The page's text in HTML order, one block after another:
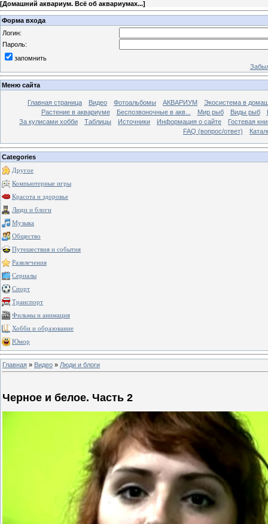
[Домашний аквариум. Всё об аквариумах...]
Форма входа
Логин:
Пароль:
запомнить
Меню сайта
Главная страница Видео Фотоальбомы АКВАРИУМ
Экосистема в
Растение в аквариуме
Беспозвоночные в акв... Мир рыб Виды рыб
За кулисами хобби
Таблицы Источники Информация о сайте
Гостевая
FAQ (вопрос/ответ)
Categories
Другое
Компьютерные игры
Красота и здоровье
Люди и блоги
Музыка
Общество
Путешествия и события
Развлечения
Сериалы
Спорт
Транспорт
Фильмы и анимация
Хобби и образование
Юмор
Главная » Видео » Люди и блоги
Черное и белое. Часть 2